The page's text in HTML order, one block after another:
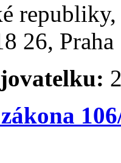
26,